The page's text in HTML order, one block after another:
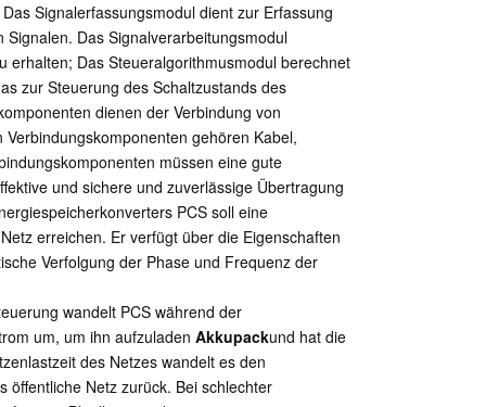
Signalerfassungsmodul dient zur Erfassung
Das Signalverarbeitungsmodul
erhalten; Das Steueralgorithmusmodul berechnet
zur Steuerung des Schaltzustands des
dienen der Verbindung von
gehören Kabel,
müssen eine gute
und sichere und zuverlässige Übertragung
PCS soll eine
erreichen. Er verfügt über die Eigenschaften
Verfolgung der Phase und Frequenz der
wandelt PCS während der
um, um ihn aufzuladen Akkupackund hat die
des Netzes wandelt es den
öffentliche Netz zurück. Bei schlechter